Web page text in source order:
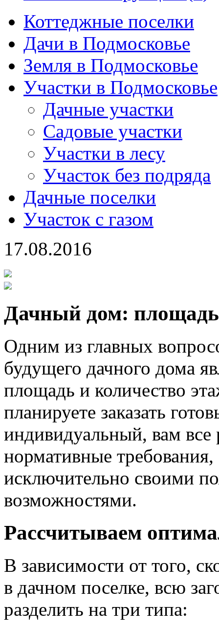
Коттеджные поселки
Дачи в Подмосковье
Земля в Подмосковье
Участки в Подмосковье
Дачные участки
Садовые участки
Участки в лесу
Участок без подряда
Дачные поселки
Участок с газом
17.08.2016
Дачный дом: площадь
Одним из главных
будущего дачного дома
площадь и количество
планируете заказать
индивидуальный, вам все
нормативные требования,
исключительно своими
возможностями.
Рассчитываем
В зависимости от того,
в дачном поселке, всю
разделить на три типа: